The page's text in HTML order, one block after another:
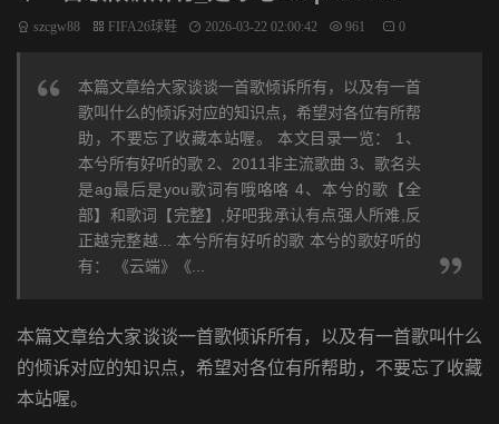
szcgw88 FIFA26球鞋 2026-03-22 02:00:42 961 0
本篇文章给大家谈谈一首歌倾诉所有，以及有一首
歌叫什么的倾诉对应的知识点，希望对各位有所帮
助，不要忘了收藏本站喔。 本文目录一览： 1、
本兮所有好听的歌 2、2011非主流歌曲 3、歌名头
是ag最后是you歌词有哦咯咯 4、本兮的歌【全
部】和歌词【完整】,好吧我承认有点强人所难,反
正越完整越... 本兮所有好听的歌 本兮的歌好听的
有： 《云端》《...
本篇文章给大家谈谈一首歌倾诉所有，以及有一首歌叫什么
的倾诉对应的知识点，希望对各位有所帮助，不要忘了收藏
本站喔。